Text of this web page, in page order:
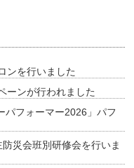
ンを行いました
ーンが行われました
パフォーマー2026」パフ
災会班別研修会を行いま